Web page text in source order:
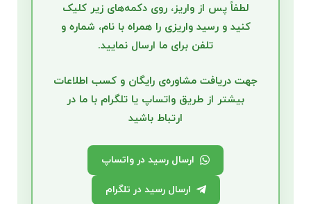
لطفاً پس از واریز، روی دکمه‌های زیر کلیک
کنید ورسید واریزی را همراه بانام، شماره و
تلفن برای ما ارسال نمایید.
جهت دریافت مشاوره‌ی رایگان و کسب اطلاعات
بیشتر از طریق واتساپ یا تلگرام با ما در
ارتباط باشید
ارسال رسید در واتساپ
ارسال رسید در تلگرام